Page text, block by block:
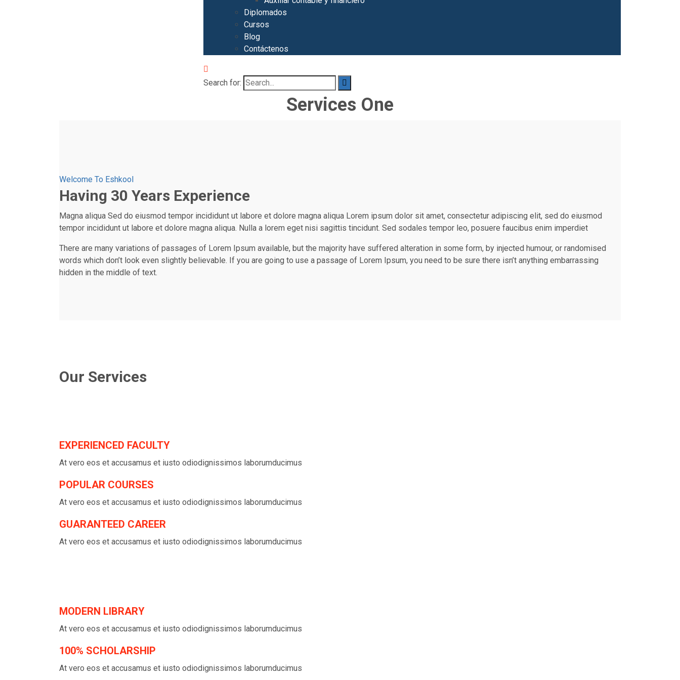
Diplomados
Cursos
Blog
Contáctenos
Search for:
Services One
Welcome To Eshkool
Having 30 Years Experience
Magna aliqua Sed do eiusmod tempor incididunt ut labore et dolore magna aliqua Lorem ipsum dolor sit amet, consectetur adipiscing elit, sed do eiusmod
tempor incididunt ut labore et dolore magna aliqua. Nulla a lorem eget nisi sagittis tincidunt. Sed sodales tempor leo, posuere faucibus enim imperdiet
There are many variations of passages of Lorem Ipsum available, but the majority have suffered alteration in some form, by injected humour, or randomised
words which don’t look even slightly believable. If you are going to use a passage of Lorem Ipsum, you need to be sure there isn’t anything embarrassing
hidden in the middle of text.
Our Services
EXPERIENCED FACULTY
At vero eos et accusamus et iusto odiodignissimos laborumducimus
POPULAR COURSES
At vero eos et accusamus et iusto odiodignissimos laborumducimus
GUARANTEED CAREER
At vero eos et accusamus et iusto odiodignissimos laborumducimus
MODERN LIBRARY
At vero eos et accusamus et iusto odiodignissimos laborumducimus
100% SCHOLARSHIP
At vero eos et accusamus et iusto odiodignissimos laborumducimus